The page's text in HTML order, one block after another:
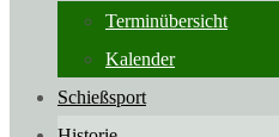
Terminübersicht
Kalender
Schießsport